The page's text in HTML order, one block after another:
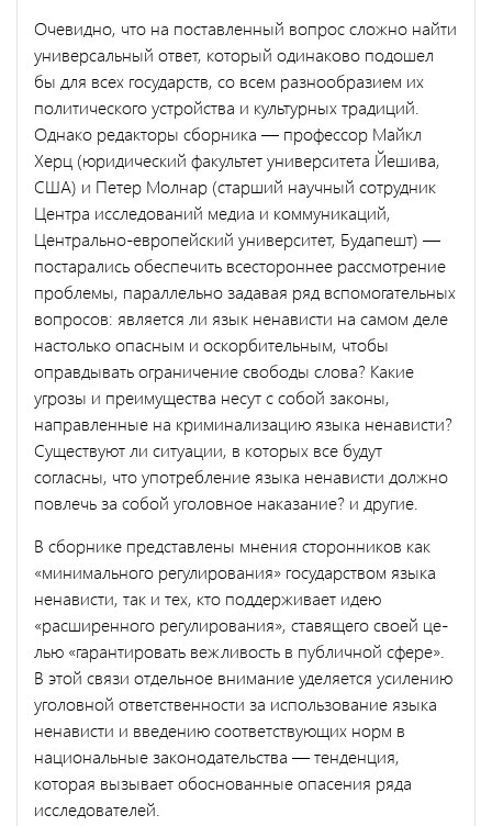
Очевидно, что на поставленный вопрос сложно найти
универсаль­ный ответ, который одинаково подошел
бы для всех государств, со всем разнообразием их
политического устройства и культурных тра­диций.
Однако редакторы сборника — профессор Майкл
Херц (юри­дический факультет университета Йешива,
США) и Петер Молнар (старший научный сотрудник
Центра исследований медиа и комму­никаций,
Центрально-европейский университет, Будапешт) —
поста­рались обеспечить всестороннее рассмотрение
проблемы, параллель­но задавая ряд вспомогательных
вопросов: является ли язык ненависти на самом деле
настолько опасным и оскорбительным, что­бы
оправдывать ограничение свободы слова? Какие
угрозы и преиму­щества несут с собой законы,
направленные на криминализацию языка ненависти?
Существуют ли ситуации, в которых все будут
согласны, что употребление языка ненависти должно
повлечь за собой уголов­ное наказание? и другие.
В сборнике представлены мнения сторонников как
«минимально­го регулирования» государством языка
ненависти, так и тех, кто под­держивает идею
«расширенного регулирования», ставящего своей це­
лью «гарантировать вежливость в публичной сфере».
В этой связи отдельное внимание уделяется усилению
уголовной ответственности за использование языка
ненависти и введению соответствующих норм в
национальные законодательства — тенденция,
которая вызывает обоснованные опасения ряда
исследователей.